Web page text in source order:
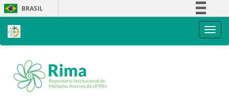
Skip
navigation
BRASIL